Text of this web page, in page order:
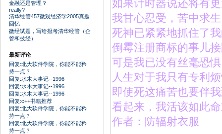
金融还是管理？
really?
清华经管457微观经济学2005真题
回忆
微经试题，写给报考清华经管（企
管和技经）
最新评论
回复:北大软件学院，你能不能矜
持一点？
回复:水木大事记--1996
回复:水木大事记--1996
回复:水木大事记--1996
回复:c++书籍推荐
回复:北大软件学院，你能不能矜
持一点？
回复:北大软件学院，你能不能矜
持一点？
如果计时器说还将有
我甘心忍受，苦中求
死神已紧紧地抓住了
倒霉注册商标的事儿
可是我已没有丝毫恐
人生对于我只有专利
即使死这痛苦也要伴
看起来，我活该如此
作者： 防辐射衣服